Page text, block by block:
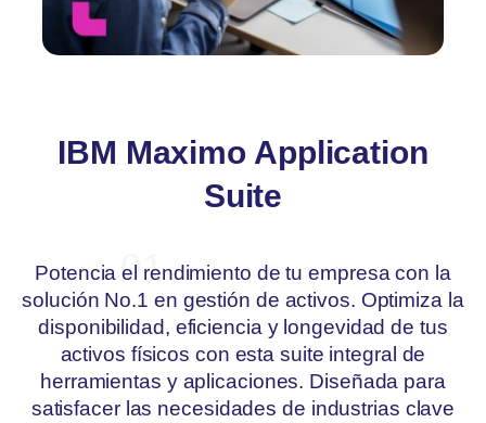
01
IBM Maximo Application
Suite
Potencia el rendimiento de tu empresa con la
solución No.1 en gestión de activos. Optimiza la
disponibilidad, eficiencia y longevidad de tus
activos físicos con esta suite integral de
herramientas y aplicaciones. Diseñada para
satisfacer las necesidades de industrias clave